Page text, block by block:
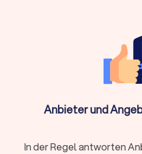
Zusatzservices von
für Umzüge in Eschwege
Viele Umzugsunternehmen in
Leistungen, die Ihren Umzug
Komplettservice:
Anbieter und
In der Regel antworten